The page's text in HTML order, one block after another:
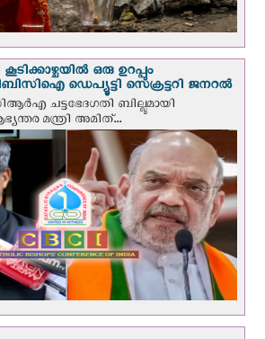
ഒരു ഉറപ്പും
സിബിസിഐ ഡെപ്യൂട്ടി സെക്രട്ടറി ജനറല്‍
ചട്ടഭേദഗതി ബില്ലുമായി
മന്ത്രി അമിത്...